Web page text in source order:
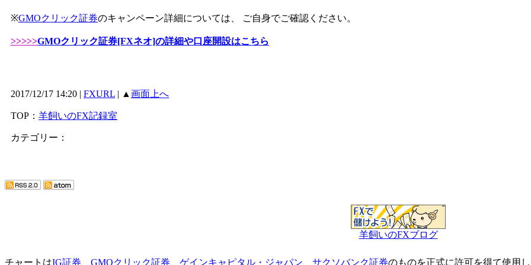
※GMOクリック証券のキャンペーン詳細については、 ご自身でご確認ください。
>>>>>GMOクリック証券[FXネオ]の詳細や口座開設はこちら
2017/12/17 14:20 | FXURL | ▲ 画面上へ
TOP： 羊飼いのFX記録室
カテゴリー：
羊飼いのFXブログ
チャートはIG証券 GMOクリック証券 ゲインキャピタル・ジャパン サクソバンク証券のものを正式に許可を得て使用